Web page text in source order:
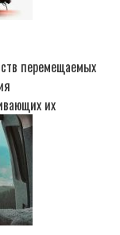
перемещаемых
их